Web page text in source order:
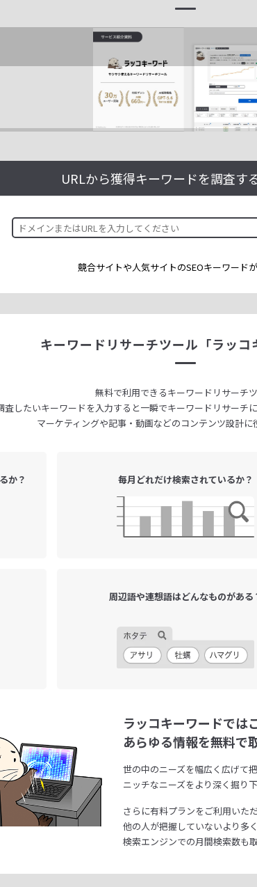
URLから獲得キーワードを調査す
競合サイトや人気サイトのSEOキーワードが
キーワードリサーチツール 「ラッコ
無料で利用できるキーワードリサーチ
査したいキーワードを入力すると一瞬でキーワードリサーチに
マーケティングや記事・動画などのコンテンツ設計に
か？ 毎月どれだけ検索されているか？
周辺語や連想語はどんなものがある
ラッコキーワードでは
あらゆる情報を無料で
世の中のニーズを幅広く広げて把
ニッチなニーズをより深く掘り
さらに有料プランをご利用いた
他の人が把握していないより多
検索エンジンでの月間検索数も